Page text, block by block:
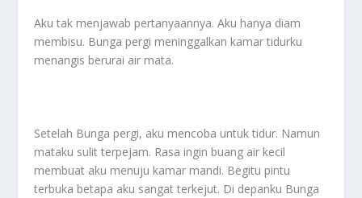
Aku tak menjawab pertanyaannya. Aku hanya diam
membisu. Bunga pergi meninggalkan kamar tidurku
menangis berurai air mata.
Setelah Bunga pergi, aku mencoba untuk tidur. Namun
mataku sulit terpejam. Rasa ingin buang air kecil
membuat aku menuju kamar mandi. Begitu pintu
terbuka betapa aku sangat terkejut. Di depanku Bunga